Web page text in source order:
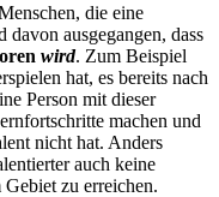
die eine
davon ausgegangen, dass
wird. Zum Beispiel
hat, es bereits nach
Person mit dieser
machen und
nicht hat. Anders
auch keine
zu erreichen.